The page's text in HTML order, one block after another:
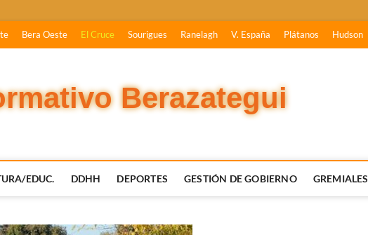
Bera Oeste El Cruce Sourigues Ranelagh V. España Plátanos Hudson
Berazategui
EDUC. DDHH DEPORTES GESTIÓN DE GOBIERNO GREMIALES